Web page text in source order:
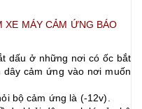
XE MÁYCẢM ỨNG BÁO
dấu ở những nơi có ốc bắt
cảm ứng vào nơi muốn
bộ cảm ứng là (-12v).